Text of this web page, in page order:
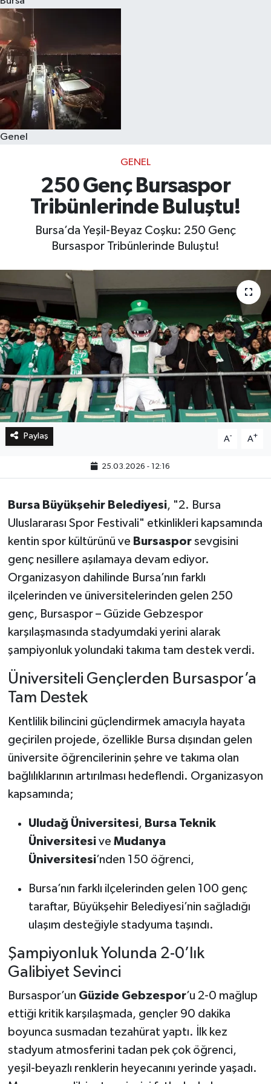
Genel
GENEL
250 Genç Bursaspor
Tribünlerinde Buluştu!
Bursa’da Yeşil-Beyaz Coşku: 250 Genç
Bursaspor Tribünlerinde Buluştu!
Paylaş A- A+
25.03.2026 - 12:16
Bursa Büyükşehir Belediyesi, "2. Bursa
Uluslararası Spor Festivali" etkinlikleri kapsamında
kentin spor kültürünü ve Bursasporsevgisini
genç nesillere aşılamaya devam ediyor.
Organizasyon dahilinde Bursa’nın farklı
ilçelerinden ve üniversitelerinden gelen 250
genç, Bursaspor – Güzide Gebzespor
karşılaşmasında stadyumdaki yerini alarak
şampiyonluk yolundaki takıma tam destek verdi.
Üniversiteli Gençlerden Bursaspor’a
Tam Destek
Kentlilik bilincini güçlendirmek amacıyla hayata
geçirilen projede, özellikle Bursa dışından gelen
üniversite öğrencilerinin şehre ve takıma olan
bağlılıklarının artırılması hedeflendi. Organizasyon
kapsamında;
Uludağ Üniversitesi, Bursa Teknik
Üniversitesive Mudanya
Üniversitesi’nden 150 öğrenci,
Bursa’nın farklı ilçelerinden gelen 100 genç
taraftar, Büyükşehir Belediyesi’nin sağladığı
ulaşım desteğiyle stadyuma taşındı.
Şampiyonluk Yolunda 2-0’lık
Galibiyet Sevinci
Bursaspor’un Güzide Gebzespor’u 2-0 mağlup
ettiği kritik karşılaşmada, gençler 90 dakika
boyunca susmadan tezahürat yaptı. İlk kez
stadyum atmosferini tadan pek çok öğrenci,
yeşil-beyazlı renklerin heyecanını yerinde yaşadı.
Sağlık
Dünya
Magazin
Kültür & Sanat
Teknoloji
Bilim
Genel
Bilim, Teknoloji